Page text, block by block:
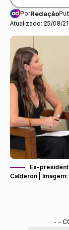
Atualizado: 25/08/21
PorRedação
Ex-
Calderón |
- -